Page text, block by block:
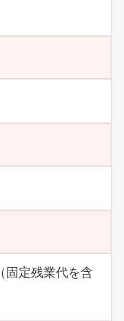
固定残業代を含